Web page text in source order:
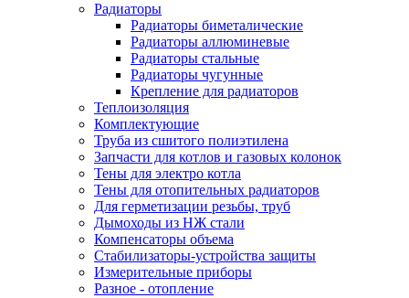
Радиаторы
Радиаторы биметалические
Радиаторы аллюминевые
Радиаторы стальные
Радиаторы чугунные
Крепление для радиаторов
Теплоизоляция
Комплектующие
Труба из сшитого полиэтилена
Запчасти для котлов и газовых колонок
Тены для электро котла
Тены для отопительных радиаторов
Для герметизации резьбы, труб
Дымоходы из НЖ стали
Компенсаторы объема
Стабилизаторы-устройства защиты
Измерительные приборы
Разное - отопление